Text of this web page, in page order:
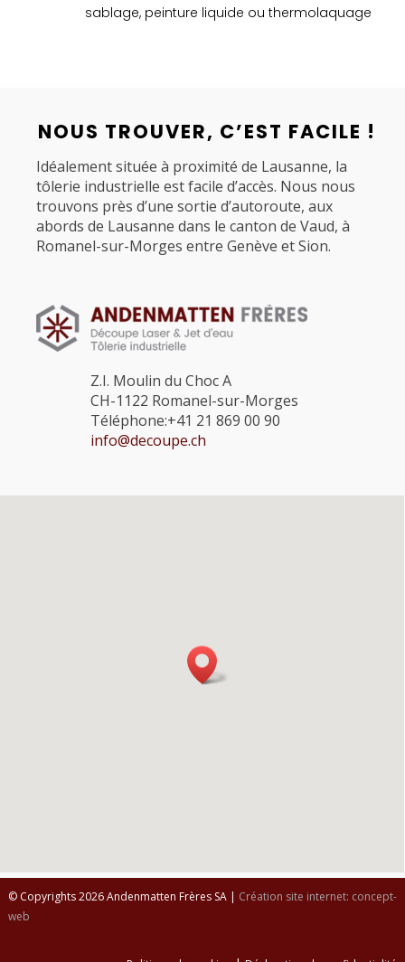
sablage, peinture liquide ou thermolaquage
NOUS TROUVER, C’EST FACILE !
Idéalement située à proximité de Lausanne, la
tôlerie industrielle est facile d’accès. Nous nous
trouvons près d’une sortie d’autoroute, aux
abords de Lausanne dans le canton de Vaud, à
Romanel-sur-Morges entre Genève et Sion.
Z.I. Moulin du Choc A
CH-1122 Romanel-sur-Morges
Téléphone:+41 21 869 00 90
info@decoupe.ch
© Copyrights 2026 Andenmatten Frères SA | Création site internet: concept-
web